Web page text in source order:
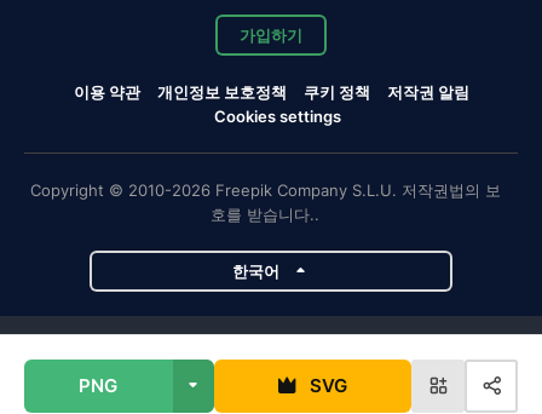
PNG SVG
가입하기
이용 약관 개인정보 보호정책 쿠키 정책
저작권 알림
Cookies settings
Copyright © 2010-2026 Freepik Company S.L.U. 저작권법의 보
호를 받습니다..
한국어